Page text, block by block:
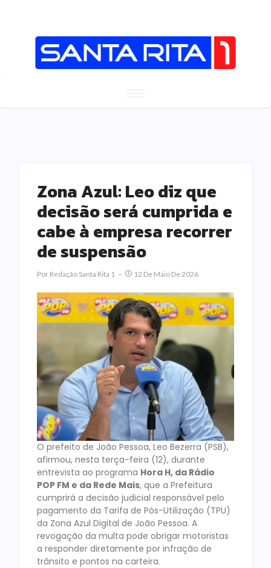
Zona Azul: Leo diz que
decisão será cumprida e
cabe à empresa recorrer
de suspensão
Por Redação Santa Rita 1 12 De Maio De 2026
O prefeito de João Pessoa, Leo Bezerra (PSB),
afirmou, nesta terça-feira (12), durante
entrevista ao programa Hora H, da Rádio
POP FM e da Rede Mais, que a Prefeitura
cumprirá a decisão judicial responsável pelo
pagamento da Tarifa de Pós-Utilização (TPU)
da Zona Azul Digital de João Pessoa. A
revogação da multa pode obrigar motoristas
a responder diretamente por infração de
trânsito e pontos na carteira.